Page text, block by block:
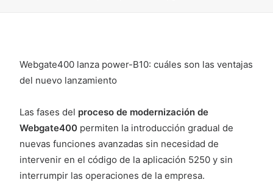
Webgate400 lanza power-B10: cuáles son las ventajas
del nuevo lanzamiento
Las fases del proceso de modernización de
Webgate400 permiten la introducción gradual de
nuevas funciones avanzadas sin necesidad de
intervenir en el código de la aplicación 5250 y sin
interrumpir las operaciones de la empresa.